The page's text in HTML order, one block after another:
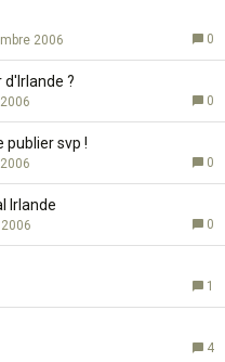
0
2006
d'Irlande ?
0
publier svp !
0
Irlande
0
1
4